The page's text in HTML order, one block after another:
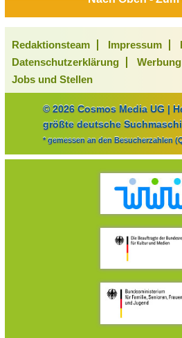
Redaktionsteam Impressum
Datenschutzerklärung
Werbung
Jobs und Stellen
© 2026 Cosmos Media UG |
größte deutsche
* gemessen an den Besucherzahlen